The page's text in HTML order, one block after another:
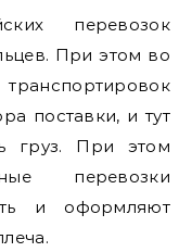
перевозок
При этом во
поставки, и тут
груз. При этом
перевозки
и оформляют